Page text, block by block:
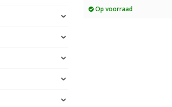
Op voorraad